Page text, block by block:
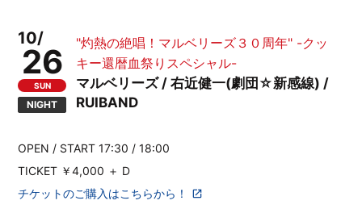
10/
26
SUN
NIGHT
"灼熱の絶唱！マルベリーズ３０周年" -クッ
キー還暦血祭りスペシャル-
マルベリーズ / 右近健一(劇団☆新感線) /
RUIBAND
OPEN / START 17:30 / 18:00
TICKET ￥4,000 ＋ D
チケットのご購入はこちらから！